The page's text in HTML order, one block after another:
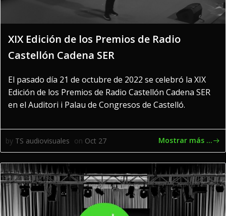
XIX Edición de los Premios de Radio
Castellón Cadena SER
El pasado día 21 de octubre de 2022 se celebró la XIX
Edición de los Premios de Radio Castellón Cadena SER
en el Auditori i Palau de Congresos de Castelló.
by TS audiovisuales on Oct 27 Mostrar más ...